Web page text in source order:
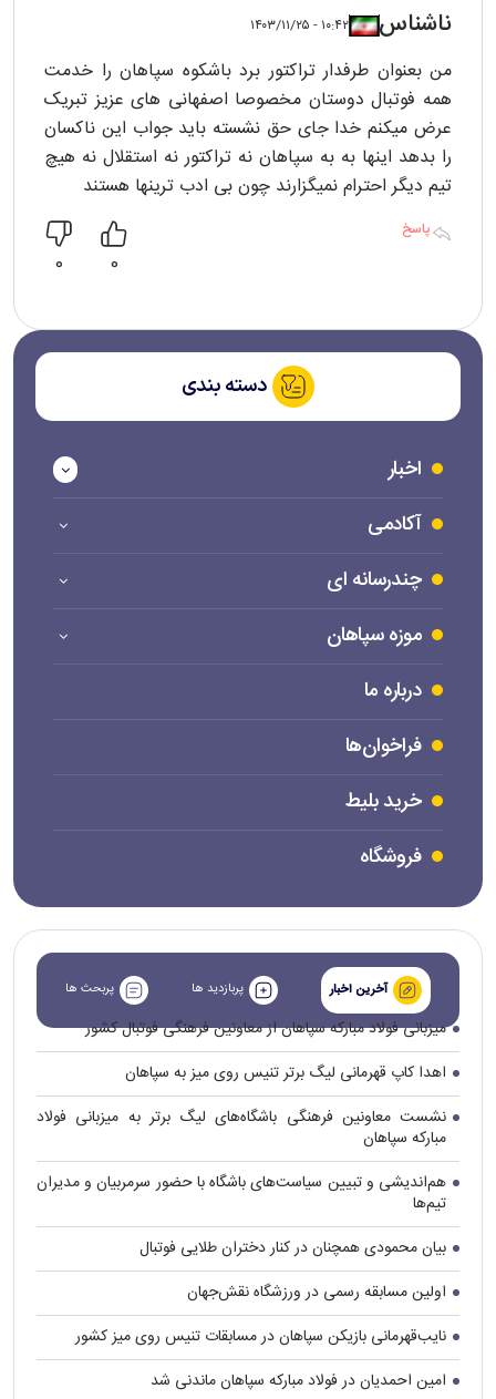
ناشناس ۱۰:۴۲ - ۱۴۰۳/۱۱/۲۵
من بعنوان طرفدار تراکتور برد باشکوه سپاهان را خدمت
همه فوتبال دوستان مخصوصا اصفهانی های عزیز تبریک
عرض میکنم خدا جای حق نشسته باید جواب این ناکسان
را بدهد اینها به به سپاهان نه تراکتور نه استقلال نه هیچ
تیم دیگر احترام نمیگزارند چون بی ادب ترینها هستند
پاسخ
0 0
دسته بندی
اخبار
آکادمی
چندرسانه ای
موزه سپاهان
درباره ما
فراخوان‌ها
خرید بلیط
فروشگاه
آخرین اخبار پربازدید ها پربحث ها
میزبانی فولاد مبارکه سپاهان از معاونین فرهنگی فوتبال کشور
اهدا کاپ قهرمانی لیگ برتر تنیس روی میز به سپاهان
نشست معاونین فرهنگی باشگاه‌های لیگ برتر به میزبانی فولاد
مبارکه سپاهان
هم‌اندیشی و تبیین سیاست‌های باشگاه با حضور سرمربیان و مدیران
تیم‌ها
بیان محمودی همچنان در کنار دختران طلایی فوتبال
اولین مسابقه رسمی در ورزشگاه نقش‌جهان
نایب‌قهرمانی بازیکن سپاهان در مسابقات تنیس روی میز کشور
امین احمدیان در فولاد مبارکه سپاهان ماندنی شد